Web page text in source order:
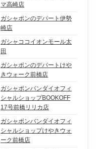
マ高崎店
ガシャポンのデパート伊勢
崎店
ガシャココイオンモール太
田
ガシャポンのデパートけや
きウォーク前橋店
ガシャポンバンダイオフィ
シャルショップBOOKOFF
17号前橋リリカ店
ガシャポンバンダイオフィ
シャルショップけやきウォ
ーク前橋店